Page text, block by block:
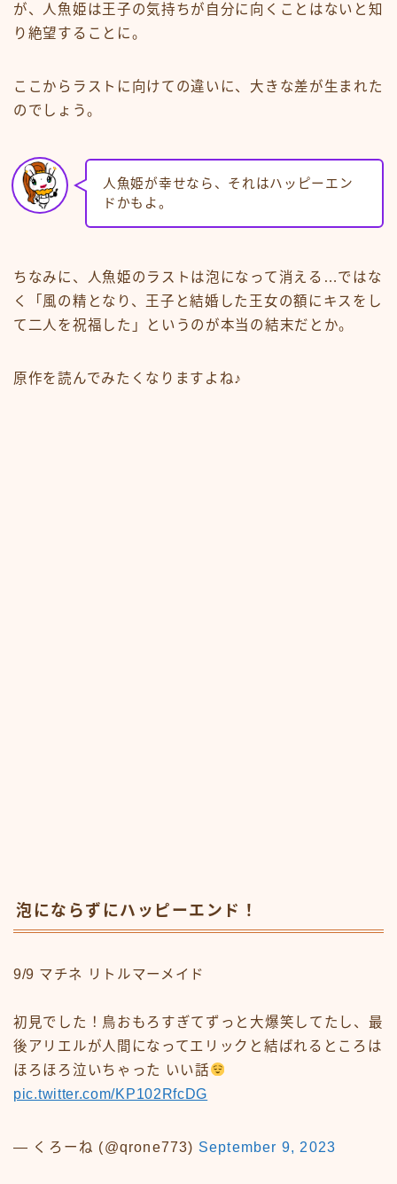
が、人魚姫は王子の気持ちが自分に向くことはないと知
り絶望することに。
ここからラストに向けての違いに、大きな差が生まれた
のでしょう。
人魚姫が幸せなら、それはハッピーエン
ドかもよ。
ちなみに、人魚姫のラストは泡になって消える…ではな
く「風の精となり、王子と結婚した王女の額にキスをし
て二人を祝福した」というのが本当の結末だとか。
原作を読んでみたくなりますよね♪
泡にならずにハッピーエンド！
9/9 マチネ リトルマーメイド
初見でした！鳥おもろすぎてずっと大爆笑してたし、最
後アリエルが人間になってエリックと結ばれるところは
ほろほろ泣いちゃった いい話
pic.twitter.com/KP102RfcDG
— くろーね (@qrone773) September 9, 2023